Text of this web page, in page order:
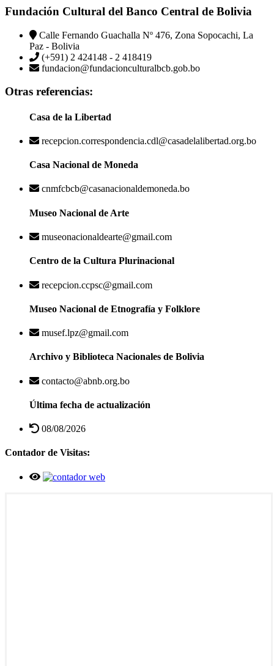
Fundación Cultural del Banco Central de Bolivia
Calle Fernando Guachalla Nº 476, Zona Sopocachi, La
Paz - Bolivia
(+591) 2 424148 - 2 418419
fundacion@fundacionculturalbcb.gob.bo
Otras referencias:
Casa de la Libertad
recepcion.correspondencia.cdl@casadelalibertad.org.bo
Casa Nacional de Moneda
cnmfcbcb@casanacionaldemoneda.bo
Museo Nacional de Arte
museonacionaldearte@gmail.com
Centro de la Cultura Plurinacional
recepcion.ccpsc@gmail.com
Museo Nacional de Etnografía y Folklore
musef.lpz@gmail.com
Archivo y Biblioteca Nacionales de Bolivia
contacto@abnb.org.bo
Última fecha de actualización
08/08/2026
Contador de Visitas: